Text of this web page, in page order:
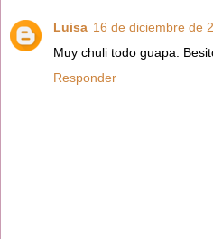
Luisa 16 de diciembre de
Muy chuli todo guapa.
Responder